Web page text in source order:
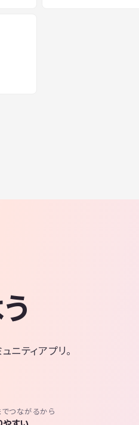
ニティアプリ。
つながるから